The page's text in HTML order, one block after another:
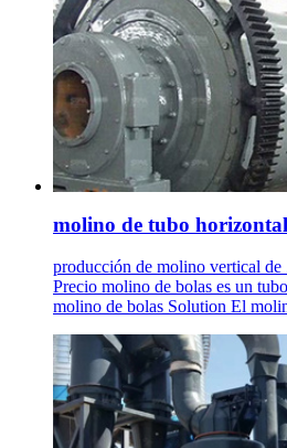
molino de tubo
producción de molino vertical
Precio molino de bolas es un
molino de bolas Solution El